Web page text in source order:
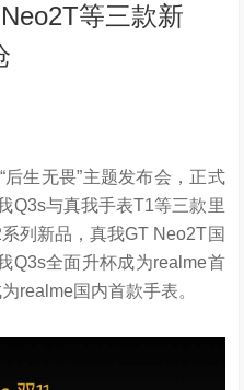
等三款新
生无畏”主题发布会，正式
Q3s与真我手表T1等三款里
列新品，真我GT Neo2T国
Q3s全面升杯成为realme首
realme国内首款手表。